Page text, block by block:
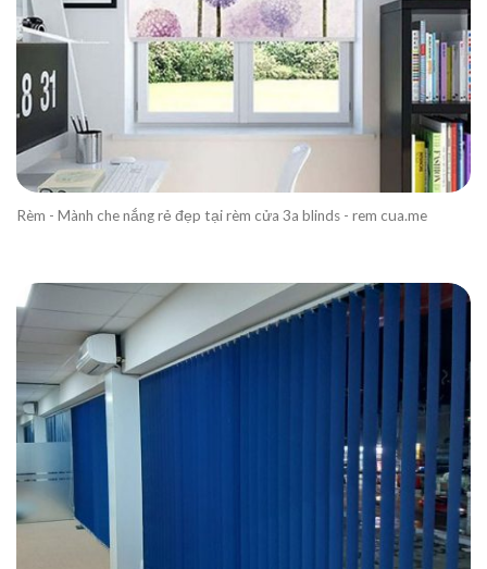
Rèm - Mành che nắng rẻ đẹp tại rèm cửa 3a blinds - rem cua.me